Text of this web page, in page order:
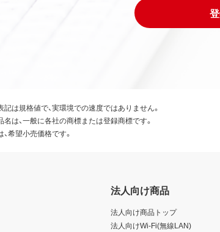
は規格値で、実環境での速度ではありません。
は、一般に各社の商標または登録商標です。
希望小売価格です。
法人向け商品
法人向け商品トップ
法人向けWi-Fi(無線LAN)